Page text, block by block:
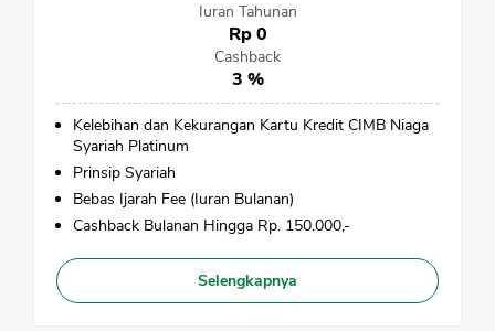
Iuran Tahunan
Rp 0
Cashback
3 %
Kelebihan dan Kekurangan Kartu Kredit CIMB Niaga
Syariah Platinum
Prinsip Syariah
Bebas Ijarah Fee (Iuran Bulanan)
Cashback Bulanan Hingga Rp. 150.000,-
Selengkapnya